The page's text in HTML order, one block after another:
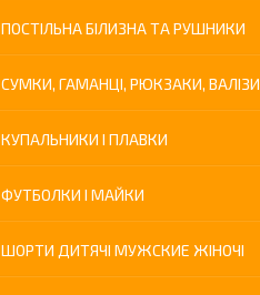
ПОСТІЛЬНА БІЛИЗНА ТА РУШНИКИ
СУМКИ, ГАМАНЦІ, РЮКЗАКИ, ВАЛІЗИ
КУПАЛЬНИКИ І ПЛАВКИ
ФУТБОЛКИ І МАЙКИ
ШОРТИ ДИТЯЧІ МУЖСКИЕ ЖІНОЧІ